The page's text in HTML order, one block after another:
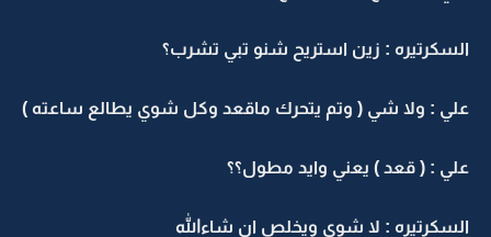
السكرتيره : زين استريح شنو تبي تشرب؟
علي : ولا شي ( وتم يتحرك ماقعد وكل شوي يطالع ساعته )
علي : ( قعد ) يعني وايد مطول؟؟
السكرتيره : لا شوي ويخلص ان شاءالله